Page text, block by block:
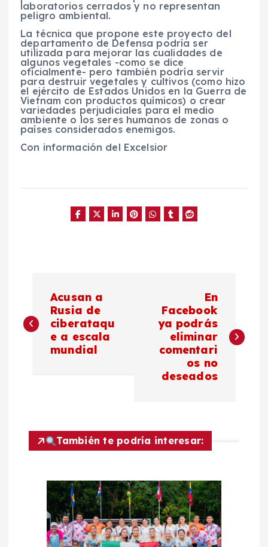
laboratorios cerrados y no representan
peligro ambiental.
La técnica que propone este proyecto del
departamento de Defensa podría ser
utilizada para mejorar las cualidades de
algunos vegetales -como se dice
oficialmente- pero también podría servir
para destruir vegetales y cultivos (como hizo
el ejército de Estados Unidos en la Guerra de
Vietnam con productos químicos) o crear
variedades perjudiciales para el medio
ambiente o los seres humanos de zonas o
países considerados enemigos.
Con información del Excelsior
a
a
Acusan a
Rusia de
ciberataqu
e a escala
mundial
En
Facebook
ya podrás
eliminar
comentari
os no
deseados
También te podría interesar: